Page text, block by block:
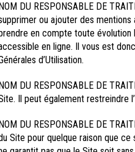
NOM DU RESPONSABLE DE
ou ajouter des mentions
en compte toute évolution
en ligne. Il vous est
d’Utilisation.
NOM DU RESPONSABLE DE
Il peut également restreindre
NOM DU RESPONSABLE DE
Site pour quelque raison que ce